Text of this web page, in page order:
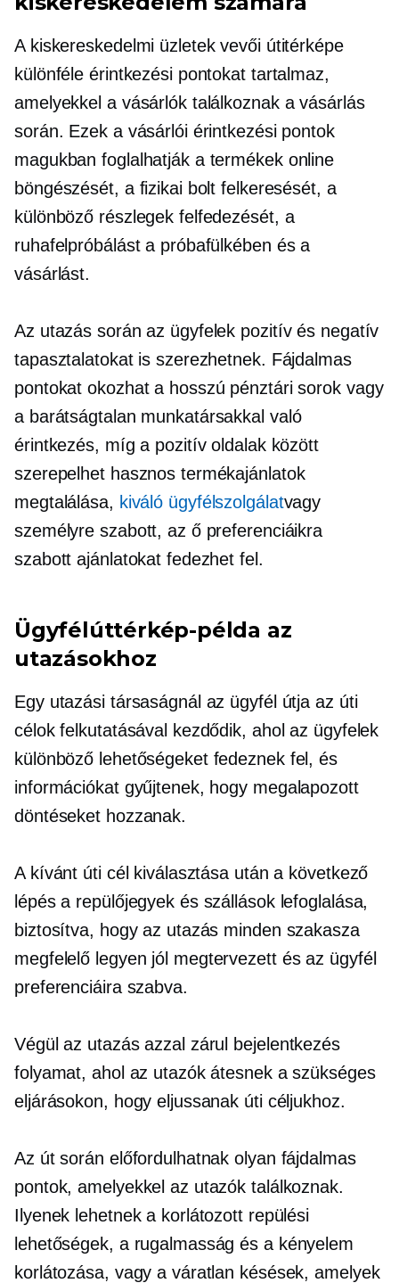
A kiskereskedelmi üzletek vevői útitérképe
különféle érintkezési pontokat tartalmaz,
amelyekkel a vásárlók találkoznak a vásárlás
során. Ezek a vásárlói érintkezési pontok
magukban foglalhatják a termékek online
böngészését, a fizikai bolt felkeresését, a
különböző részlegek felfedezését, a
ruhafelpróbálást a próbafülkében és a
vásárlást.
Az utazás során az ügyfelek pozitív és negatív
tapasztalatokat is szerezhetnek. Fájdalmas
pontokat okozhat a hosszú pénztári sorok vagy
a barátságtalan munkatársakkal való
érintkezés, míg a pozitív oldalak között
szerepelhet hasznos termékajánlatok
megtalálása, kiváló ügyfélszolgálatvagy
személyre szabott, az ő preferenciáikra
szabott ajánlatokat fedezhet fel.
Ügyfélúttérkép-példa az
utazásokhoz
Egy utazási társaságnál az ügyfél útja az úti
célok felkutatásával kezdődik, ahol az ügyfelek
különböző lehetőségeket fedeznek fel, és
információkat gyűjtenek, hogy megalapozott
döntéseket hozzanak.
A kívánt úti cél kiválasztása után a következő
lépés a repülőjegyek és szállások lefoglalása,
biztosítva, hogy az utazás minden szakasza
megfelelő legyen jól megtervezettés az ügyfél
preferenciáira szabva.
Végül az utazás azzal zárul
bejelentkezés
folyamat, ahol az utazók átesnek a szükséges
eljárásokon, hogy eljussanak úti céljukhoz.
Az út során előfordulhatnak olyan fájdalmas
pontok, amelyekkel az utazók találkoznak.
Ilyenek lehetnek a korlátozott repülési
lehetőségek, a rugalmasság és a kényelem
korlátozása, vagy a váratlan késések, amelyek